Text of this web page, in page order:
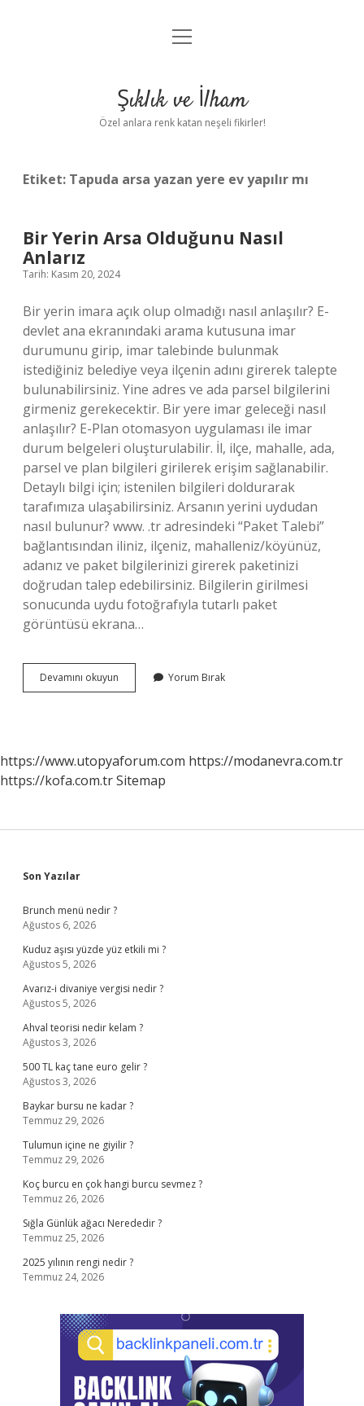
Anasayfa
Yasal Uyarı
menüyü
Şıklık ve İlham
Özel anlara renk katan neşeli fikirler!
Etiket: Tapuda arsa yazan yere ev yapılır mı
Bir Yerin Arsa Olduğunu Nasıl
Anlarız
Tarih: Kasım 20, 2024
Bir yerin imara açık olup olmadığı nasıl anlaşılır? E-
devlet ana ekranındaki arama kutusuna imar
durumunu girip, imar talebinde bulunmak
istediğiniz belediye veya ilçenin adını girerek talepte
bulunabilirsiniz. Yine adres ve ada parsel bilgilerini
girmeniz gerekecektir. Bir yere imar geleceği nasıl
anlaşılır? E-Plan otomasyon uygulaması ile imar
durum belgeleri oluşturulabilir. İl, ilçe, mahalle, ada,
parsel ve plan bilgileri girilerek erişim sağlanabilir.
Detaylı bilgi için; istenilen bilgileri doldurarak
tarafımıza ulaşabilirsiniz. Arsanın yerini uydudan
nasıl bulunur? www. .tr adresindeki “Paket Talebi”
bağlantısından iliniz, ilçeniz, mahalleniz/köyünüz,
adanız ve paket bilgilerinizi girerek paketinizi
doğrudan talep edebilirsiniz. Bilgilerin girilmesi
sonucunda uydu fotoğrafıyla tutarlı paket
görüntüsü ekrana…
Devamını okuyun
Yerin
Yorum Bırak
https://www.utopyaforum.com https://modanevra.com.tr
https://kofa.com.trSitemap
Sidebar
Son Yazılar
Brunch menü nedir ?
Ağustos 6, 2026
Kuduz aşısı yüzde yüz etkili mi ?
Ağustos 5, 2026
Avarız-i divaniye vergisi nedir ?
Ağustos 5, 2026
Ahval teorisi nedir kelam ?
Ağustos 3, 2026
500 TL kaç tane euro gelir ?
Ağustos 3, 2026
Baykar bursu ne kadar ?
Temmuz 29, 2026
Tulumun içine ne giyilir ?
Temmuz 29, 2026
Koç burcu en çok hangi burcu sevmez ?
Temmuz 26, 2026
Sığla Günlük ağacı Nerededir ?
Temmuz 25, 2026
2025 yılının rengi nedir ?
Temmuz 24, 2026